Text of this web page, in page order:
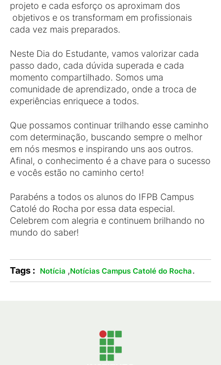
projeto e cada esforço os aproximam dos
objetivos e os transformam em profissionais
cada vez mais preparados.
Neste Dia do Estudante, vamos valorizar cada
passo dado, cada dúvida superada e cada
momento compartilhado. Somos uma
comunidade de aprendizado, onde a troca de
experiências enriquece a todos.
Que possamos continuar trilhando esse caminho
com determinação, buscando sempre o melhor
em nós mesmos e inspirando uns aos outros.
Afinal, o conhecimento é a chave para o sucesso
e vocês estão no caminho certo!
Parabéns a todos os alunos do IFPB Campus
Catolé do Rocha por essa data especial.
Celebrem com alegria e continuem brilhando no
mundo do saber!
Tags : Notícia ,Notícias Campus Catolé do Rocha.